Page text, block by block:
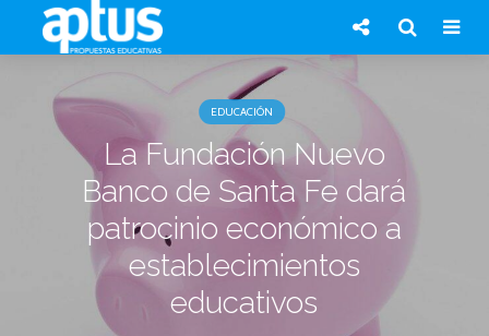
EDUCACIÓN
La Fundación Nuevo
Banco de Santa Fe dará
patrocinio económico a
establecimientos
educativos